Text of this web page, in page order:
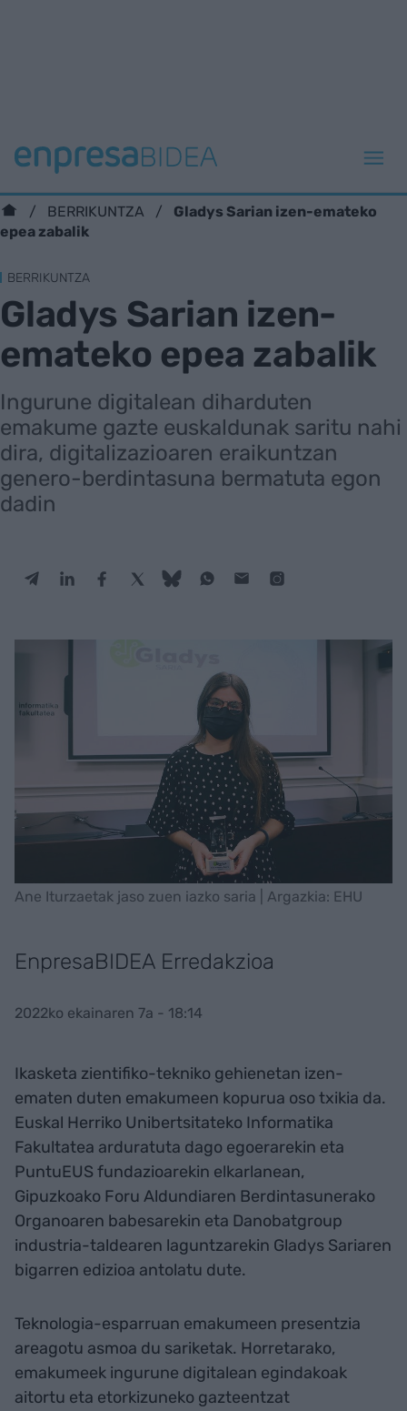
BERRIKUNTZA
Gladys Sarian izen-emateko
epea zabalik
BERRIKUNTZA
Gladys Sarian izen-
emateko epea zabalik
Ingurune digitalean diharduten
emakume gazte euskaldunak saritu nahi
dira, digitalizazioaren eraikuntzan
genero-berdintasuna bermatuta egon
dadin
Ane Iturzaetak jaso zuen iazko saria | Argazkia: EHU
EnpresaBIDEA Erredakzioa
2022ko ekainaren 7a - 18:14
Ikasketa zientifiko-tekniko gehienetan izen-
ematen duten emakumeen kopurua oso txikia da.
Euskal Herriko Unibertsitateko Informatika
Fakultatea arduratuta dago egoerarekin eta
PuntuEUS fundazioarekin elkarlanean,
Gipuzkoako Foru Aldundiaren Berdintasunerako
Organoaren babesarekin eta Danobatgroup
industria-taldearen laguntzarekin Gladys Sariaren
bigarren edizioa antolatu dute.
Teknologia-esparruan emakumeen presentzia
areagotu asmoa du sariketak. Horretarako,
emakumeek ingurune digitalean egindakoak
aitortu eta etorkizuneko gazteentzat